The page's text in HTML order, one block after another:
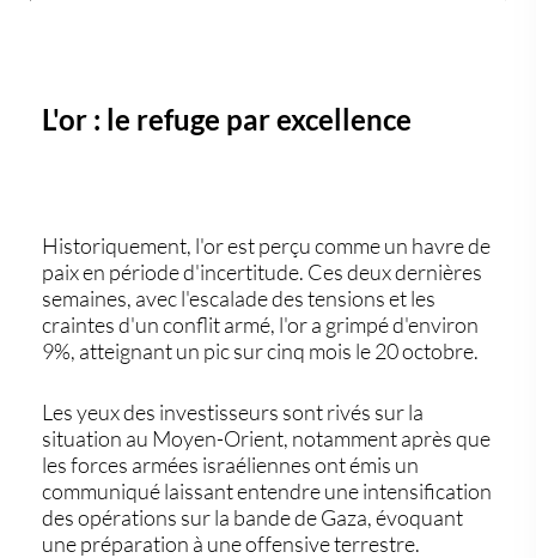
L'or : le refuge par excellence
Historiquement, l'or est perçu comme un havre de
paix en période d'incertitude. Ces deux dernières
semaines, avec l'escalade des tensions et les
craintes d'un conflit armé, l'or a grimpé d'environ
9%, atteignant un pic sur cinq mois le 20 octobre.
Les yeux des investisseurs sont rivés sur la
situation au Moyen-Orient, notamment après que
les forces armées israéliennes ont émis un
communiqué laissant entendre une intensification
des opérations sur la bande de Gaza, évoquant
une préparation à une offensive terrestre.